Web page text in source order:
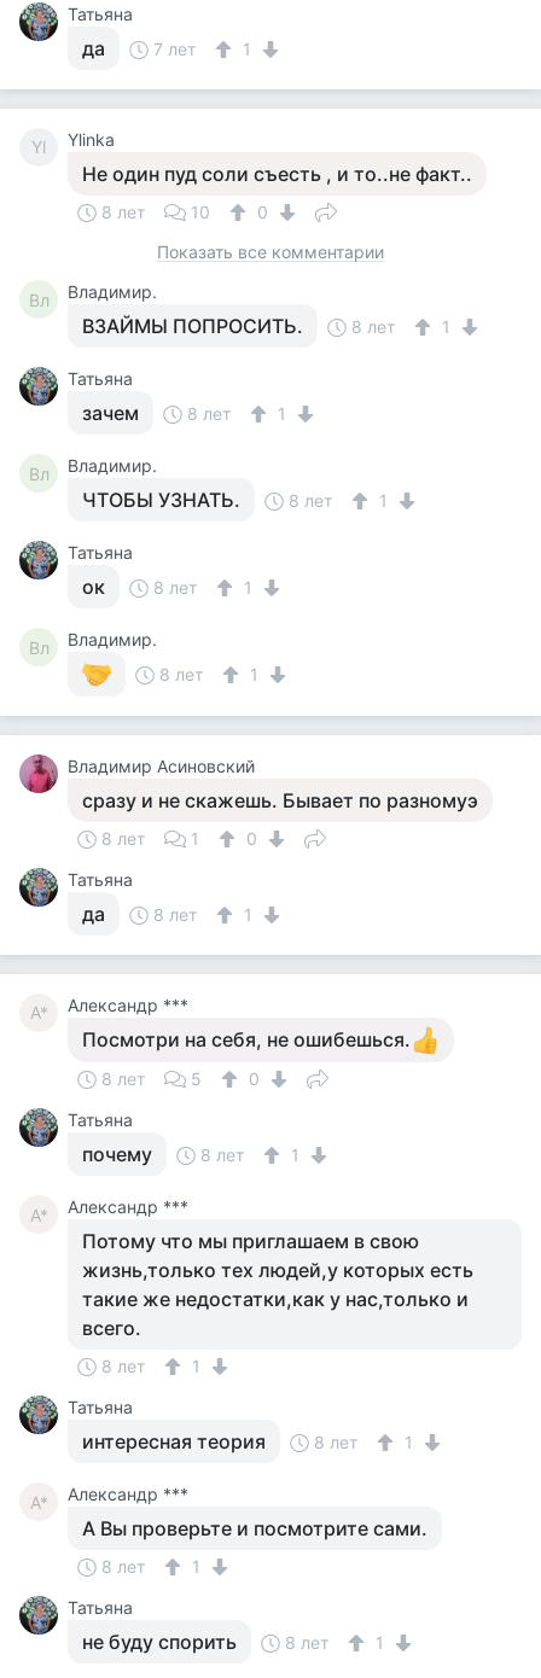
Татьяна
да 7 лет 1
Yl Ylinka
Не один пуд соли съесть , и то..не факт..
8 лет 10
0
Показать все комментарии
Вл Владимир.
ВЗАЙМЫ ПОПРОСИТЬ. 8 лет 1
Татьяна
зачем 8 лет 1
Вл Владимир.
ЧТОБЫ УЗНАТЬ. 8 лет 1
Татьяна
ок 8 лет 1
Вл
Владимир.
8 лет
1
Владимир Асиновский
сразу и не скажешь. Бывает по разномуэ
8 лет 1
0
Татьяна
да 8 лет 1
А* Александр ***
Посмотри на себя, не ошибешься.
8 лет 5
0
Татьяна
почему 8 лет 1
А* Александр ***
Потому что мы приглашаем в свою
жизнь,только тех людей,у которых есть
такие же недостатки,как у нас,только и
всего.
8 лет
1
Татьяна
интересная теория 8 лет 1
А* Александр ***
А Вы проверьте и посмотрите сами.
8 лет
1
Татьяна
не буду спорить 8 лет 1